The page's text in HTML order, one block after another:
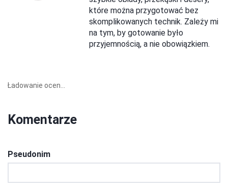
które można przygotować bez
skomplikowanych technik. Zależy mi
na tym, by gotowanie było
przyjemnością, a nie obowiązkiem.
Ładowanie ocen...
Komentarze
Pseudonim